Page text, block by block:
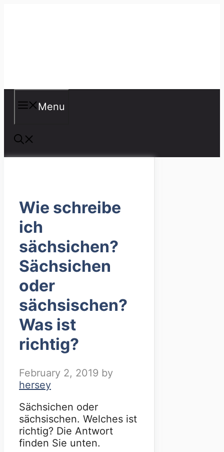
Menu
Wie schreibe
ich
sächsichen?
Sächsichen
oder
sächsischen?
Was ist
richtig?
February 2, 2019 by
hersey
Sächsichen oder
sächsischen. Welches ist
richtig? Die Antwort
finden Sie unten.